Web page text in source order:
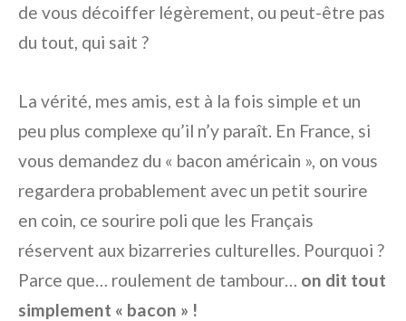
de vous décoiffer légèrement, ou peut-être pas
du tout, qui sait ?
La vérité, mes amis, est à la fois simple et un
peu plus complexe qu’il n’y paraît. En France, si
vous demandez du « bacon américain », on vous
regardera probablement avec un petit sourire
en coin, ce sourire poli que les Français
réservent aux bizarreries culturelles. Pourquoi ?
Parce que… roulement de tambour… on dit tout
simplement « bacon » !